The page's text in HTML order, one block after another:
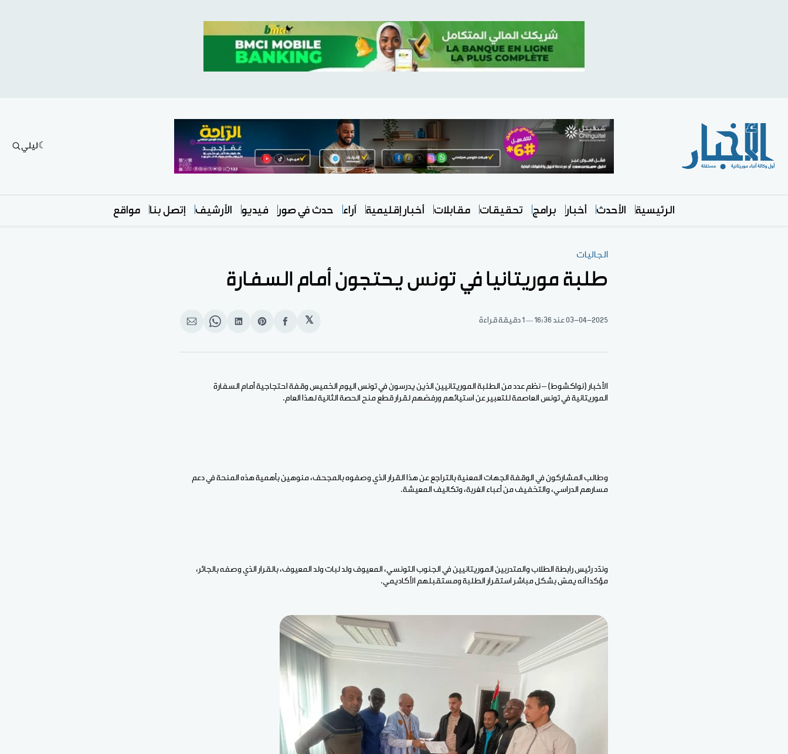
ليلي
الرئيسية الأحدث أخبار برامج تحقيقات مقابلات أخبار إقليمية آراء حدث في صور فيديو الأرشيف إتصل بنا مواقع
الجاليات
طلبة موريتانيا في تونس يحتجون أمام السفارة
03-04-2025عند 16:36 1 دقيقة قراءة 𝕏
انشر
الفيسبوك
Share
Pinterest
انشر
لينكد
Share
WhatsApp
انشر
الإيميل
الأخبار (نواكشوط) – نظم عدد من الطلبة الموريتانيين الذين يدرسون في تونس اليوم الخميس وقفة احتجاجية أمام السفارة
الموريتانية في تونس العاصمة للتعبير عن استيائهم ورفضهم لقرار قطع منح الحصة الثانية لهذا العام.
وطالب المشاركون في الوقفة الجهات المعنية بالتراجع عن هذا القرار الذي وصفوه بالمجحف، منوهين بأهمية هذه المنحة في دعم
مسارهم الدراسي، والتخفيف من أعباء الغربة، وتكاليف المعيشة.
وندّد رئيس رابطة الطلاب والمتدربين الموريتانيين في الجنوب التونسي، المعيوف ولد لبات ولد المعيوف، بالقرار الذي وصفه بالجائر،
مؤكدا أنه يمسّ بشكل مباشر استقرار الطلبة ومستقبلهم الأكاديمي.